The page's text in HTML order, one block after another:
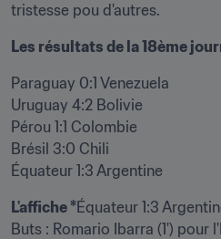
tristesse pou d'autres.
Les résultats de la 18ème
Paraguay 0:1 Venezuela
Uruguay 4:2 Bolivie
Pérou 1:1 Colombie
Brésil 3:0 Chili
Équateur 1:3 Argentine
L'affiche *Équateur 1:3
Buts : Romario Ibarra (1') pour